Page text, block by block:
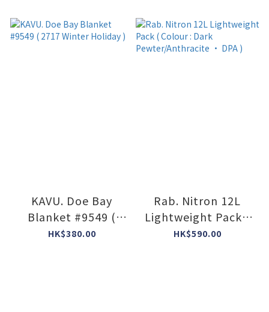
KAVU. Doe Bay
Blanket #9549 (
2717 Winter Holiday
HK$380.00
Rab. Nitron 12L
Lightweight Pack (
Colour : Dark
HK$590.00